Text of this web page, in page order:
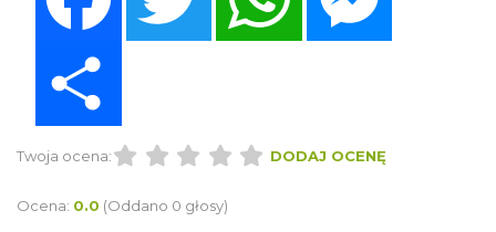
Twoja ocena: DODAJ OCENĘ
Ocena: 0.0 (Oddano 0 głosy)